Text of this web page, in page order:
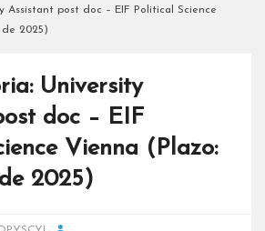
Assistant post doc – EIF Political Science
2025)
University
doc – EIF
Vienna (Plazo:
2025)